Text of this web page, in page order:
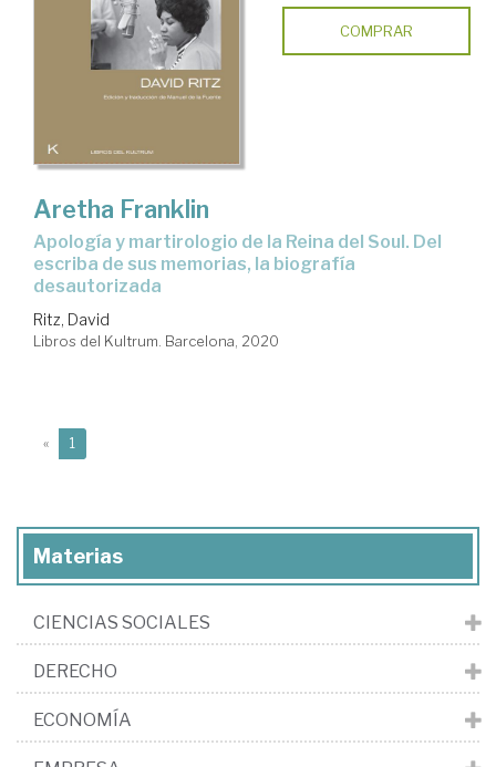
COMPRAR
Aretha Franklin
Apología y martirologio de la Reina del Soul. Del
escriba de sus memorias, la biografía
desautorizada
Ritz, David
Libros del Kultrum. Barcelona, 2020
« 1
Materias
CIENCIAS SOCIALES
DERECHO
ECONOMÍA